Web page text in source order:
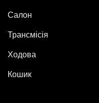
Салон
Трансмісія
Ходова
Кошик